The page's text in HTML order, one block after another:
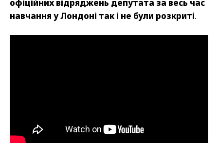
офіційних відряджень депутата за весь час
навчання у Лондоні так і не були розкриті.